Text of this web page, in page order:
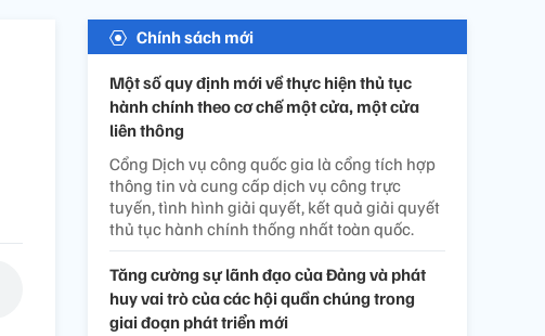
Chính sách mới
Một số quy định mới về thực hiện thủ tục
hành chính theo cơ chế một cửa, một cửa
liên thông
Cổng Dịch vụ công quốc gia là cổng tích hợp
thông tin và cung cấp dịch vụ công trực
tuyến, tình hình giải quyết, kết quả giải quyết
thủ tục hành chính thống nhất toàn quốc.
Tăng cường sự lãnh đạo của Đảng và phát
huy vai trò của các hội quần chúng trong
giai đoạn phát triển mới